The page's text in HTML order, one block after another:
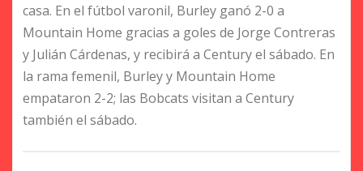
casa. En el fútbol varonil, Burley ganó 2-0 a
Mountain Home gracias a goles de Jorge Contreras
y Julián Cárdenas, y recibirá a Century el sábado. En
la rama femenil, Burley y Mountain Home
empataron 2-2; las Bobcats visitan a Century
también el sábado.